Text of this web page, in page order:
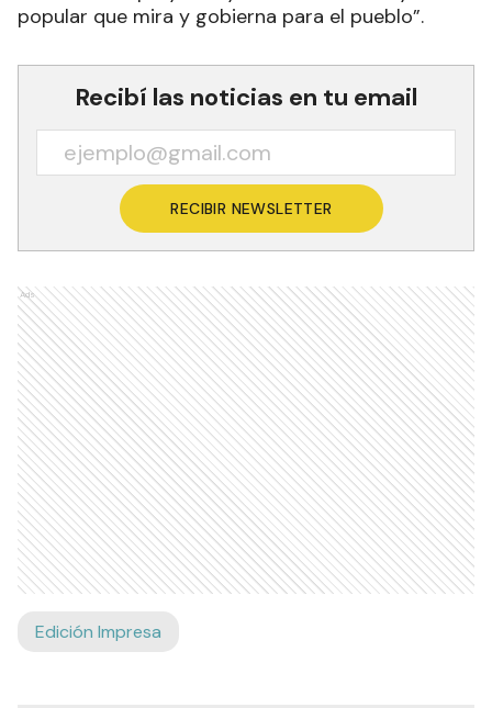
popular que mira y gobierna para el pueblo”.
Recibí las noticias en tu email
RECIBIR NEWSLETTER
Ads
Edición Impresa